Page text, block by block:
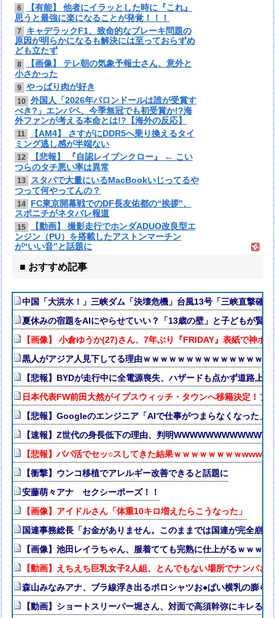
6
【有能】 他者にイラッとした時に『これ』
思うと最強に楽になることが発覚！！！
7
キャデラックF1、致命的なブレーキ問題の
原因が明らかになるも解決には至っておらずめ
ども立たず
8
【画像】 テレ朝の気象予報士さん、意外と
小さかった
9 やっぱり肉が好き
10 外国人「2026年バロンドールは誰が受賞す
べき?」エンバペ、今季無冠でも初受賞か!?海
外ファンが考える本命とは!?【海外の反応】
11
【AM4】 さすがにDDR5へ乗り換えるタイ
ミング逃し感が半端ない
12
【悲報】 『自認レイブンクロー』 ← こい
つらのタチ悪い率は異常
13
スタバで大量にいるMacBookいじってるや
つって何やってんの？
14
FC東京開幕戦でのDF長友佑都の“挨拶”、
スポニチがネタバレ報道
15
【動画】 撮影走行でホンダADUO改良型エ
ンジン（PU）を搭載したアストンマーチン
が“いい音”と話題に
■ おすすめ記事
中国「大洪水！」三峡ダム「決壊危機」台風13号「三峡直撃確
夏休みの宿題をAIにやらせていい？「13歳の壁」と子どもが賢
【画像】 小倉ゆうか(27)さん、7年ぶり『FRIDAY』表紙で神ボ
黒人がアジア人見下してる理由ｗｗｗｗｗｗｗｗｗｗｗｗｗｗｗ
【悲報】BYDが走行中に全電源喪失、ハザードも点かず道路
日本代表FW前田大然がイプスウィッチ・タウンへ移籍決定！プ
【悲報】Googleのエンジニア「AIで仕事がつまらなくなった」
【速報】Z世代の身長低下の理由、判明
【悲報】パパ活でセッ○スしてきた結果ｗｗｗｗｗｗｗｗwwww
【衝撃】ウンコ移植でアレルギー改善できると話題に
安藤萌々アナ セクシーポーズ！！
【画像】アイドルさん「体重10キロ増えたらこうなった」
国連事務総長「お金がありません。このままでは国連が完全崩
【画像】池田レイラちゃん、服着てても完熟に仕上がるｗｗｗ
【動画】えちえち巨乳女子2人組、とんでもない場所でナンパ
森山みなみアナ、ブラ線浮き出るポロシャツお●ぱい横乳の膨ら
【動画】ショートスリーパー堀さん、対面で高須幹弥にキレる